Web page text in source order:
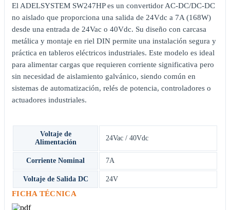
El ADELSYSTEM SW247HP es un convertidor AC-DC/DC-DC
no aislado que proporciona una salida de 24Vdc a 7A (168W)
desde una entrada de 24Vac o 40Vdc. Su diseño con carcasa
metálica y montaje en riel DIN permite una instalación segura y
práctica en tableros eléctricos industriales. Este modelo es ideal
para alimentar cargas que requieren corriente significativa pero
sin necesidad de aislamiento galvánico, siendo común en
sistemas de automatización, relés de potencia, controladores o
actuadores industriales.
Voltaje de
Alimentación
24Vac / 40Vdc
Corriente Nominal 7A
Voltaje de Salida DC 24V
FICHA TÉCNICA